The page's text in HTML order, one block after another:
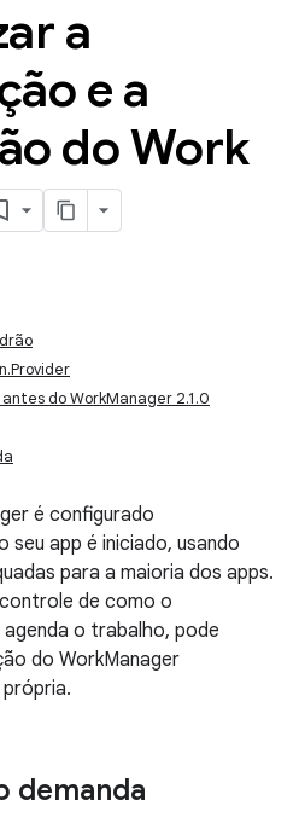
a
e a
do Work
do WorkManager 2.1.0
é configurado
app é iniciado, usando
para a maioria dos apps.
de como o
o trabalho, pode
do WorkManager
demanda